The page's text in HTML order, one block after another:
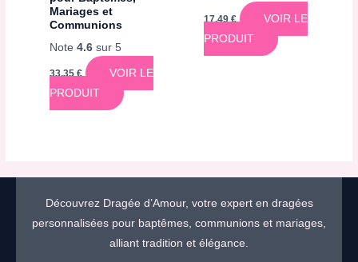
Mariages et
Communions
Note4.6 sur 5
33,35€
VOIR LE
PRODUIT
17,49 €
VOIR LE
PRODUIT
Découvrez Dragée d’Amour, votre expert en dragées
personnalisées pour baptêmes, communions et mariages,
alliant tradition et élégance.